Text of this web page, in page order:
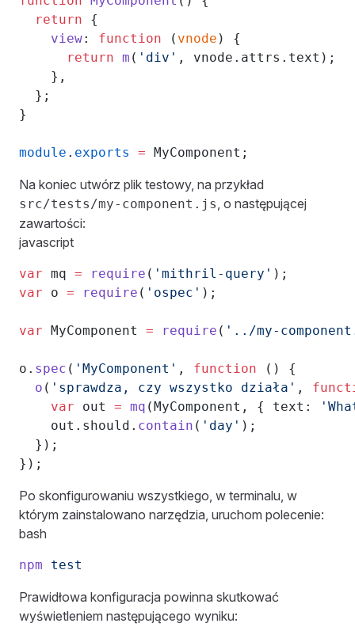
  return
{
    view
: function ( vnode ) {
      return
m ( 'div' , vnode.attrs.text);
    },
  };
}
module . exports = MyComponent;
Na koniec utwórz plik testowy, na przykład
src/tests/my-component.js, o następującej
zawartości:
javascript
var mq = require ( 'mithril-query' );
var o = require ( 'ospec' );
var MyComponent = require ( '../my-
o. spec ( 'MyComponent' , function () {
  o
( 'sprawdza, czy wszystko działa' ,
    var
out = mq (MyComponent, { text:
    out.should.
contain ( 'day' );
  });
});
Po skonfigurowaniu wszystkiego, w terminalu, w
którym zainstalowano narzędzia, uruchom polecenie:
bash
npm test
Prawidłowa konfiguracja powinna skutkować
wyświetleniem następującego wyniku: